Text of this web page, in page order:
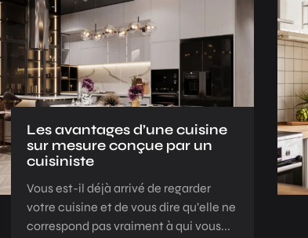
Les avantages d’une cuisine
sur mesure conçue par un
cuisiniste
Vous est-il déjà arrivé de regarder
votre cuisine et de vous dire qu’elle ne
correspond pas vraiment à qui vous...